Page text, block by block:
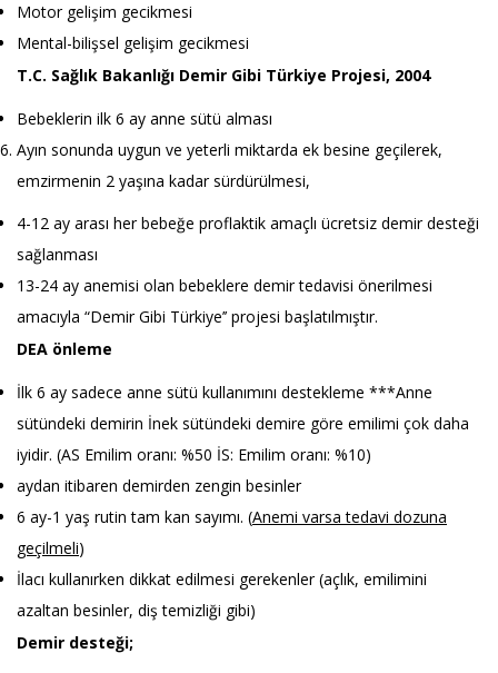
Motor gelişim gecikmesi
Mental-bilişsel gelişim gecikmesi
T.C. Sağlık Bakanlığı Demir Gibi Türkiye Projesi, 2004
Bebeklerin ilk 6 ay anne sütü alması
Ayın sonunda uygun ve yeterli miktarda ek besine geçilerek,
emzirmenin 2 yaşına kadar sürdürülmesi,
4-12 ay arası her bebeğe proflaktik amaçlı ücretsiz demir desteği
sağlanması
13-24 ay anemisi olan bebeklere demir tedavisi önerilmesi
amacıyla “Demir Gibi Türkiye’’ projesi başlatılmıştır.
DEA önleme
İlk 6 ay sadece anne sütü kullanımını destekleme ***Anne
sütündeki demirin İnek sütündeki demire göre emilimi çok daha
iyidir. (AS Emilim oranı: %50 İS: Emilim oranı: %10)
aydan itibaren demirden zengin besinler
6 ay-1 yaş rutin tam kan sayımı. (Anemi varsa tedavi dozuna
geçilmeli)
İlacı kullanırken dikkat edilmesi gerekenler (açlık, emilimini
azaltan besinler, diş temizliği gibi)
Demir desteği;